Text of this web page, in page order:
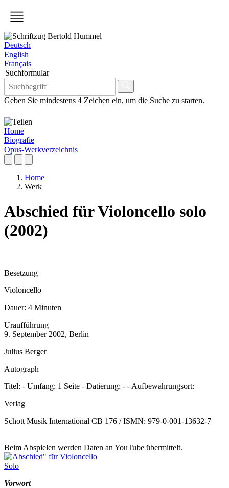
Deutsch
English
Français
Suchformular
Geben Sie mindestens 4 Zeichen ein, um die Suche zu starten.
Home
Biografie
Opus-Werkverzeichnis
Home
Werk
Abschied für Violoncello solo
(2002)
Besetzung
Violoncello
Dauer: 4 Minuten
Uraufführung
9. September 2002, Berlin
Julius Berger
Autograph
Titel: - Umfang: 1 Seite - Datierung: - - Aufbewahrungsort:
Verlag
Schott Musik International CB 176 / ISMN: 979-0-001-13632-7
Beim Abspielen werden Daten an YouTube übermittelt.
Vorwort